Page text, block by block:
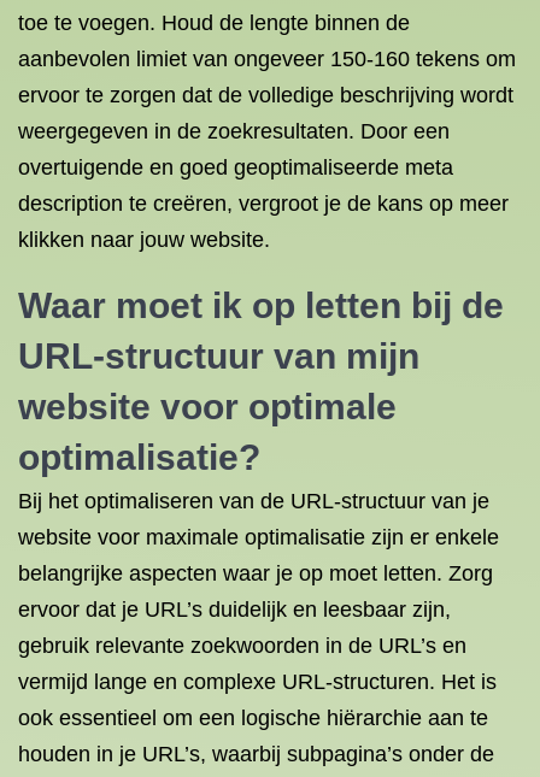
toe te voegen. Houd de lengte binnen de
aanbevolen limiet van ongeveer 150-160 tekens om
ervoor te zorgen dat de volledige beschrijving wordt
weergegeven in de zoekresultaten. Door een
overtuigende en goed geoptimaliseerde meta
description te creëren, vergroot je de kans op meer
klikken naar jouw website.
Waar moet ik op letten bij de
URL-structuur van mijn
website voor optimale
optimalisatie?
Bij het optimaliseren van de URL-structuur van je
website voor maximale optimalisatie zijn er enkele
belangrijke aspecten waar je op moet letten. Zorg
ervoor dat je URL’s duidelijk en leesbaar zijn,
gebruik relevante zoekwoorden in de URL’s en
vermijd lange en complexe URL-structuren. Het is
ook essentieel om een logische hiërarchie aan te
houden in je URL’s, waarbij subpagina’s onder de